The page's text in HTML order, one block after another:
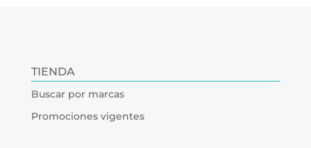
TIENDA
Buscar por marcas
Promociones vigentes